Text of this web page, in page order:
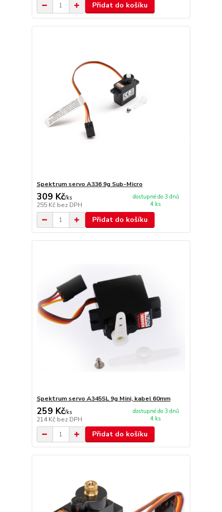
Přidat do košíku
Spektrum servo A336 9g Sub-Micro
309 Kč/ks
255 Kč bez DPH
dostupné do 3 dnů
4 ks
Přidat do košíku
Spektrum servo A345SL 9g Mini, kabel 60mm
259 Kč/ks
214 Kč bez DPH
dostupné do 3 dnů
4 ks
Přidat do košíku